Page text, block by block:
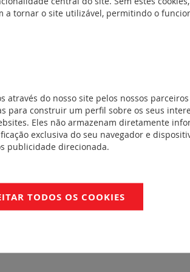
Placas frontais angulares keystone
REF. 632795
Placas frontais keystone RJ 45
REF. 632794
Placas frontais keystone RJ 45
a tornar o site utilizável, permitindo o
através do nosso site pelos nossos
para construir um perfil sobre os seus
Eles não armazenam diretamente
exclusiva do seu navegador e
publicidade direcionada.
TODOS OS COOKIES